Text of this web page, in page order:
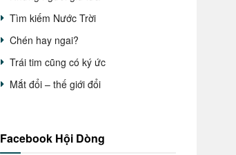
Tìm kiếm Nước Trời
Chén hay ngai?
Trái tim cũng có ký ức
Mắt đổi – thế giới đổi
Facebook Hội Dòng